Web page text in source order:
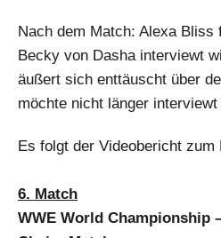
Nach dem Match: Alexa Bliss
Becky von Dasha interviewt
äußert sich enttäuscht über
möchte nicht länger
Es folgt der Videobericht
6. Match
WWE World Championship